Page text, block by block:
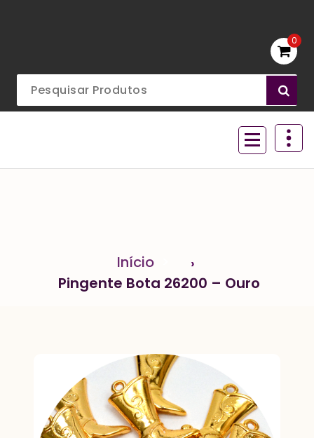
0
Acessórios para aviamentos
Início>
Pingente Bota 26200 – Ouro